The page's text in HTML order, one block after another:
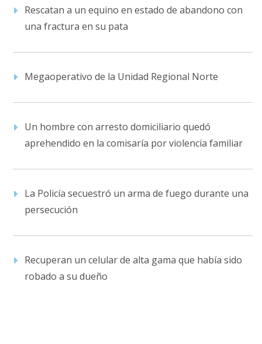
Rescatan a un equino en estado de abandono con
una fractura en su pata
Megaoperativo de la Unidad Regional Norte
Un hombre con arresto domiciliario quedó
aprehendido en la comisaría por violencia familiar
La Policía secuestró un arma de fuego durante una
persecución
Recuperan un celular de alta gama que había sido
robado a su dueño